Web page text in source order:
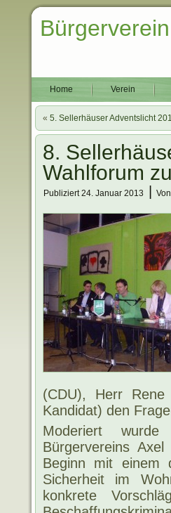
Home Verein
« 5. Sellerhäuser Adventslicht
8.
Wahlforum
Publiziert 24. Januar 2013 Von
(CDU), Herr
Kandidat) den
Moderiert
Bürgervereins
Beginn mit einem
Sicherheit im
konkrete